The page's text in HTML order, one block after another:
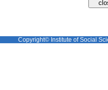
Copyright© Institute of Social